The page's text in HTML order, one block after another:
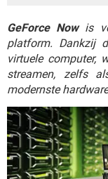
GRATIS
TIKTOK
GeForce Nowis
platform. Dankzij
virtuele computer,
streamen, zelfs
modernste